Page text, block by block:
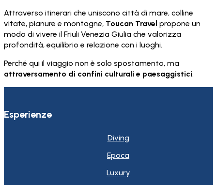
Attraverso itinerari che uniscono città di mare, colline
vitate, pianure e montagne, Toucan Travel propone un
modo di vivere il Friuli Venezia Giulia che valorizza
profondità, equilibrio e relazione con i luoghi.
Perché qui il viaggio non è solo spostamento, ma
attraversamento di confini culturali e paesaggistici.
Esperienze
Diving
Epoca
Luxury